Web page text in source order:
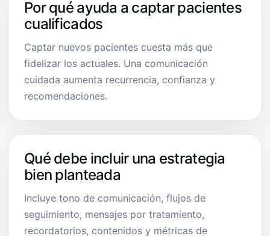
Por qué ayuda a captar pacientes
cualificados
Captar nuevos pacientes cuesta más que
fidelizar los actuales. Una comunicación
cuidada aumenta recurrencia, confianza y
recomendaciones.
Qué debe incluir una estrategia
bien planteada
Incluye tono de comunicación, flujos de
seguimiento, mensajes por tratamiento,
recordatorios, contenidos y métricas de